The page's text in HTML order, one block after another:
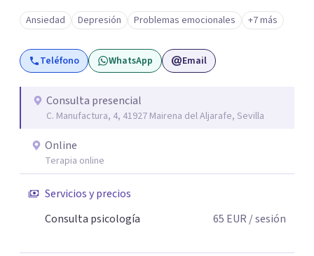
cambio, viendo de primera mano cómo somos capaces de
transformar nuestro malestar en fortaleza.
Ansiedad Depresión Problemas emocionales +7 más
Teléfono WhatsApp Email
Consulta presencial
C. Manufactura, 4, 41927 Mairena del Aljarafe, Sevilla
Online
Terapia online
Servicios y precios
Consulta psicología
65 EUR / sesión